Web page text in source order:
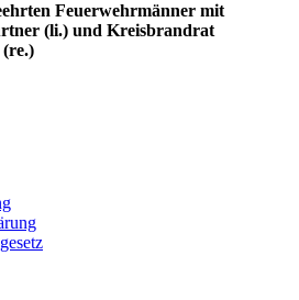
Feuerwehrmänner mit
(li.) und Kreisbrandrat